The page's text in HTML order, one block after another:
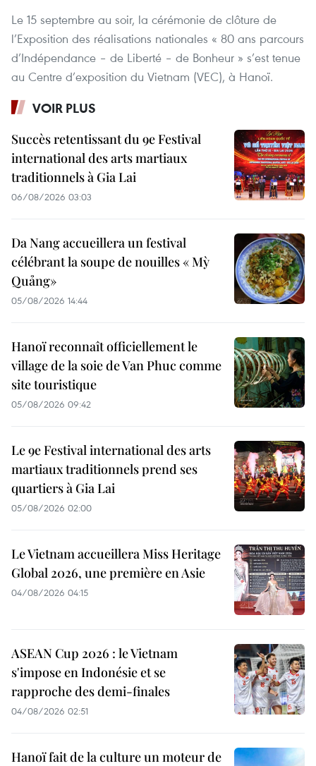
Le 15 septembre au soir, la cérémonie de clôture de
l’Exposition des réalisations nationales « 80 ans parcours
d’Indépendance – de Liberté – de Bonheur » s’est tenue
au Centre d’exposition du Vietnam (VEC), à Hanoï.
VOIR PLUS
Succès retentissant du 9e Festival
international des arts martiaux
traditionnels à Gia Lai
06/08/2026 03:03
Da Nang accueillera un festival
célébrant la soupe de nouilles « Mỳ
Quảng»
05/08/2026 14:44
Hanoï reconnaît officiellement le
village de la soie de Van Phuc comme
site touristique
05/08/2026 09:42
Le 9e Festival international des arts
martiaux traditionnels prend ses
quartiers à Gia Lai
05/08/2026 02:00
Le Vietnam accueillera Miss Heritage
Global 2026, une première en Asie
04/08/2026 04:15
ASEAN Cup 2026 : le Vietnam
s'impose en Indonésie et se
rapproche des demi-finales
04/08/2026 02:51
Hanoï fait de la culture un moteur de